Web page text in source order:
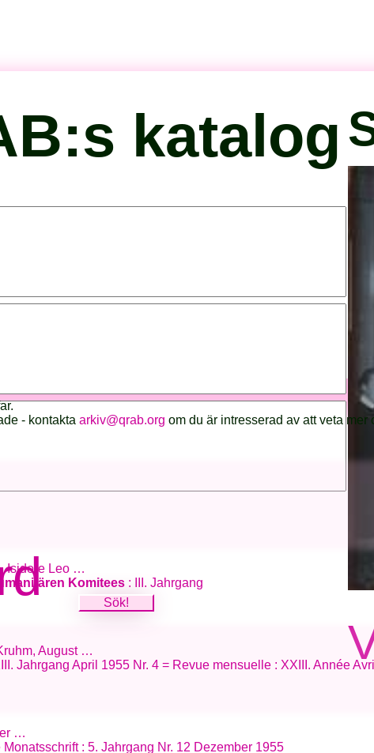
katalog
- kontakta arkiv@qrab.org om du är intresserad av att veta mer
Isidore Leo …
Komitees : III. Jahrgang
August …
Jahrgang April 1955 Nr. 4 = Revue mensuelle : XXIII. Année
…
: 5. Jahrgang Nr. 12 Dezember 1955